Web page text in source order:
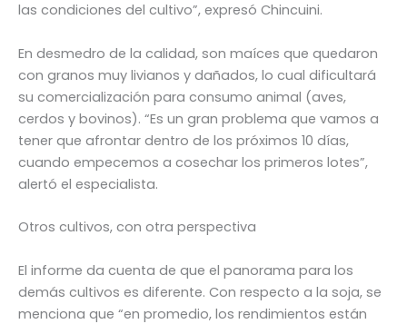
las condiciones del cultivo”, expresó Chincuini.
En desmedro de la calidad, son maíces que quedaron
con granos muy livianos y dañados, lo cual dificultará
su comercialización para consumo animal (aves,
cerdos y bovinos). “Es un gran problema que vamos a
tener que afrontar dentro de los próximos 10 días,
cuando empecemos a cosechar los primeros lotes”,
alertó el especialista.
Otros cultivos, con otra perspectiva
El informe da cuenta de que el panorama para los
demás cultivos es diferente. Con respecto a la soja, se
menciona que “en promedio, los rendimientos están